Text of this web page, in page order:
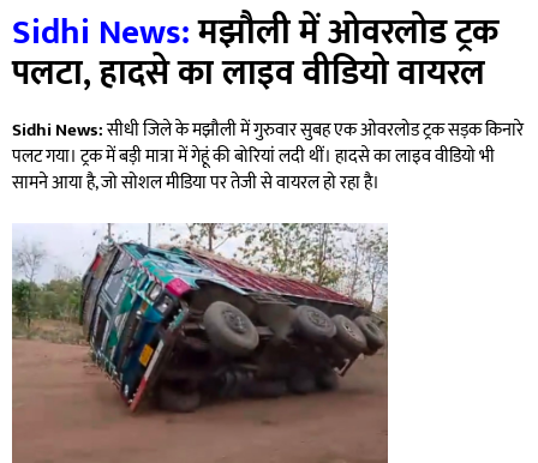
Sidhi News:मझौली में ओवरलोड ट्रक
पलटा, हादसे का लाइव वीडियो वायरल
Sidhi News:सीधी जिले के मझौली में गुरुवार सुबह एक ओवरलोड ट्रक सड़क किनारे
पलट गया। ट्रक में बड़ी मात्रा में गेहूं की बोरियां लदी थीं। हादसे का लाइव वीडियो भी
सामने आया है, जो सोशल मीडिया पर तेजी से वायरल हो रहा है।